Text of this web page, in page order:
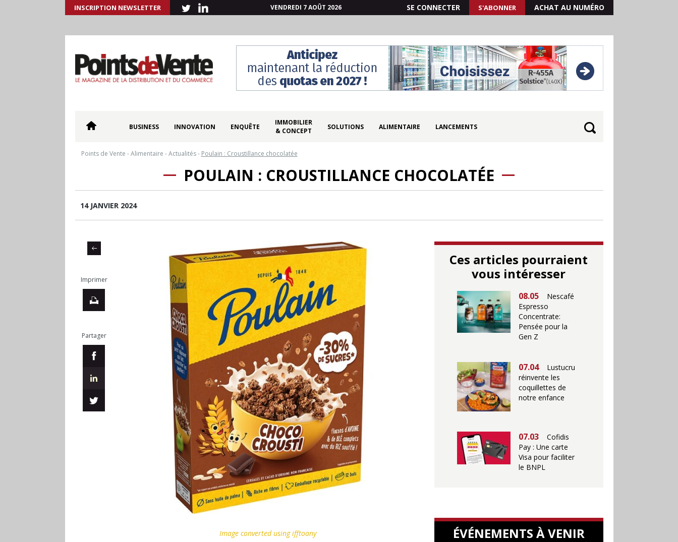
INSCRIPTION NEWSLETTER VENDREDI 7 AOÛT 2026 SE CONNECTER S'ABONNER ACHAT AU NUMÉRO
BUSINESS INNOVATION ENQUÊTE
IMMOBILIER
& CONCEPT
SOLUTIONS ALIMENTAIRE LANCEMENTS
Points de Vente -Alimentaire -Actualités- Poulain : Croustillance chocolatée
POULAIN : CROUSTILLANCE CHOCOLATÉE
14 JANVIER 2024
Imprimer
Partager
Image converted using ifftoany
Ces articles pourraient
vous intéresser
08.05
Nescafé
Espresso
Concentrate:
Pensée pour la
Gen Z
07.04
Lustucru
réinvente les
coquillettes de
notre enfance
07.03
Cofidis
Pay : Une carte
Visa pour faciliter
le BNPL
ÉVÉNEMENTS À VENIR